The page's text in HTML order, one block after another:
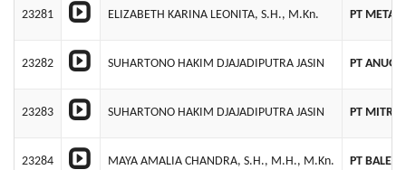
23281 ELIZABETH KARINA LEONITA, S.H., M.Kn. PT META
23282 SUHARTONO HAKIM DJAJADIPUTRA JASIN PT
23283 SUHARTONO HAKIM DJAJADIPUTRA JASIN PT MITRA
23284 MAYA AMALIA CHANDRA, S.H., M.H., M.Kn. PT BALE